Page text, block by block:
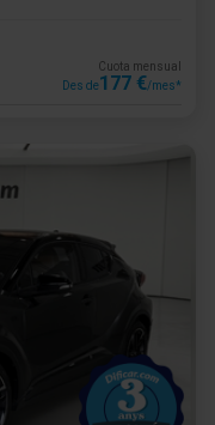
Cuota mensual
Des de177 €/mes*